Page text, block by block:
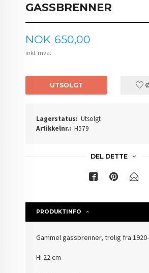
GASSBRENNER
Pris
NOK 650,00
inkl. mva.
UTSOLGT
Lagerstatus: Utsolgt
Artikkelnr.: H579
DEL DETTE
PRODUKTINFO
Gammel gassbrenner, trolig fra
H: 22 cm